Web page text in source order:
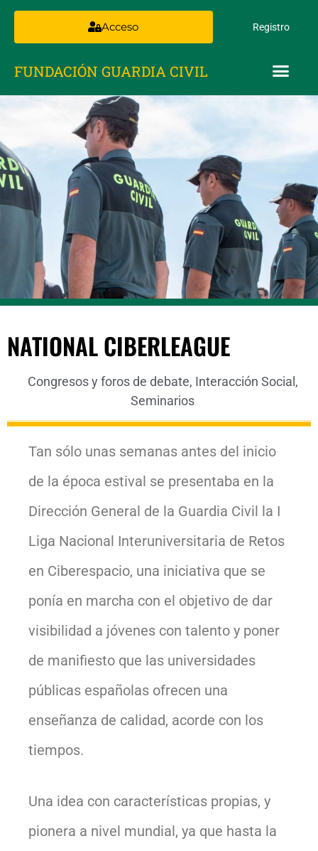
Acceso Registro
FUNDACIÓN GUARDIA CIVIL
NATIONAL CIBERLEAGUE
Congresos y foros de debate, Interacción Social,
Seminarios
Tan sólo unas semanas antes del inicio
de la época estival se presentaba en la
Dirección General de la Guardia Civil la I
Liga Nacional Interuniversitaria de Retos
en Ciberespacio, una iniciativa que se
ponía en marcha con el objetivo de dar
visibilidad a jóvenes con talento y poner
de manifiesto que las universidades
públicas españolas ofrecen una
enseñanza de calidad, acorde con los
tiempos.
Una idea con características propias, y
pionera a nivel mundial, ya que hasta la